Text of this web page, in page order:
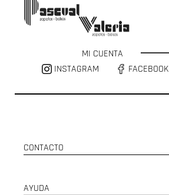
MI CUENTA
INSTAGRAM
FACEBOOK
CONTACTO
AYUDA